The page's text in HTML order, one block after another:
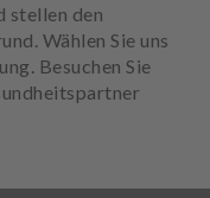
stellen den
Wählen Sie uns
Besuchen Sie